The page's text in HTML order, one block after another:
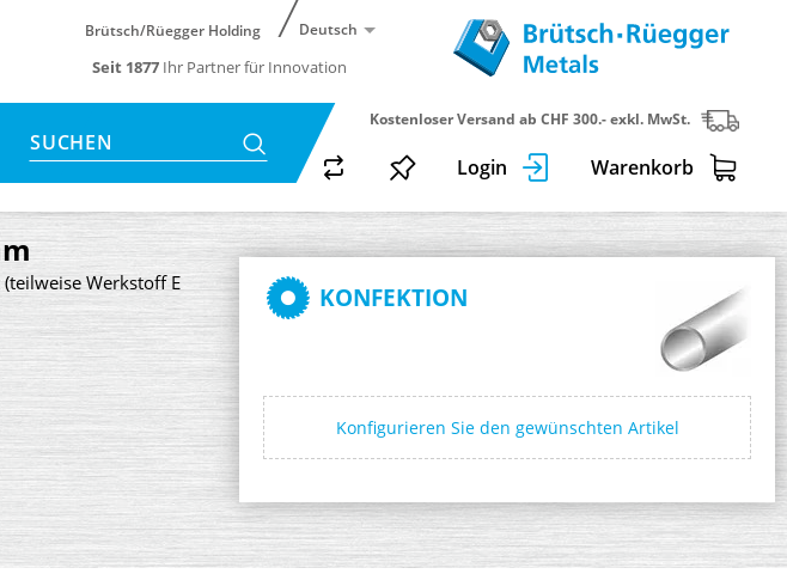
Brütsch/Rüegger Holding Deutsch
Seit 1877 Ihr Partner für Innovation
SUCHEN
Kostenloser Versand ab CHF 300.- exkl. MwSt.
Login Warenkorb
Werkstoff E
KONFEKTION
Konfigurieren Sie den gewünschten Artikel